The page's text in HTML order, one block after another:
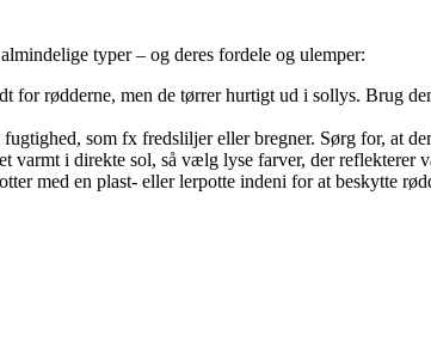
typer – og deres fordele og ulemper:
for rødderne, men de tørrer hurtigt ud i sollys. Brug
som fx fredsliljer eller bregner. Sørg for, at
varmt i direkte sol, så vælg lyse farver, der reflekterer
med en plast- eller lerpotte indeni for at beskytte